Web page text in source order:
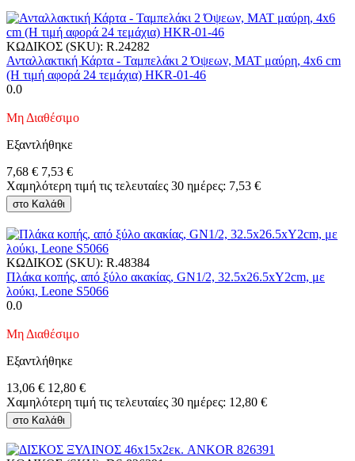
ΚΩΔΙΚΟΣ (SKU): R.24282
Ανταλλακτική Κάρτα - Ταμπελάκι 2 Όψεων, ΜΑΤ μαύρη, 4x6 cm
(Η τιμή αφορά 24 τεμάχια) HKR-01-46
0.0
Μη Διαθέσιμο
Εξαντλήθηκε
7,68 € 7,53 €
Χαμηλότερη τιμή τις τελευταίες 30 ημέρες: 7,53 €
στο Καλάθι
ΚΩΔΙΚΟΣ (SKU): R.48384
Πλάκα κοπής, από ξύλο ακακίας, GN1/2, 32.5x26.5xΥ2cm, με
λούκι, Leone S5066
0.0
Μη Διαθέσιμο
Εξαντλήθηκε
13,06 € 12,80 €
Χαμηλότερη τιμή τις τελευταίες 30 ημέρες: 12,80 €
στο Καλάθι